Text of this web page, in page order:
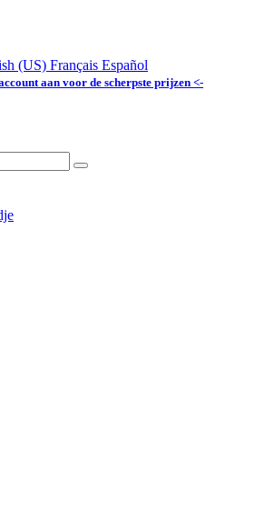
(US) Français Español
aan voor de scherpste prijzen <-